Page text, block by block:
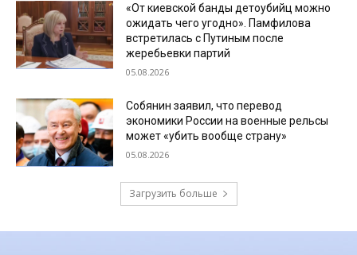
«От киевской банды детоубийц можно
ожидать чего угодно». Памфилова
встретилась с Путиным после
жеребьевки партий
05.08.2026
Собянин заявил, что перевод
экономики России на военные рельсы
может «убить вообще страну»
05.08.2026
Загрузить больше